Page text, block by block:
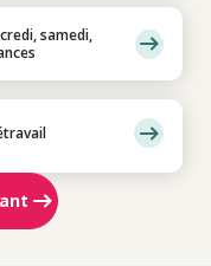
samedi,